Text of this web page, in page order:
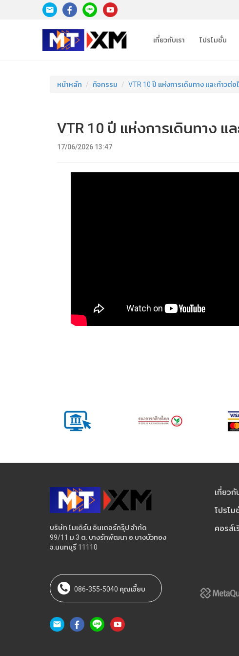
เกี่ยวกับเรา โปรโมชั่น
หน้าหลัก กิจกรรม VTR 10 ปี แห่งการเดินทาง และก้าวต่
VTR 10 ปี แห่งการเดินทาง แ
17/06/2026 13:47
บริษัท โมเดิร์น อินเตอร์กรุ๊ป จำกัด
99/11 ม.3 ต. บางรักพัฒนา อ.บางบัวทอง
จ.นนทบุรี 11110
086-355-5040 คุณเจี๊ยบ
เกี่ยวกั
โปรโม
คอรส์เ